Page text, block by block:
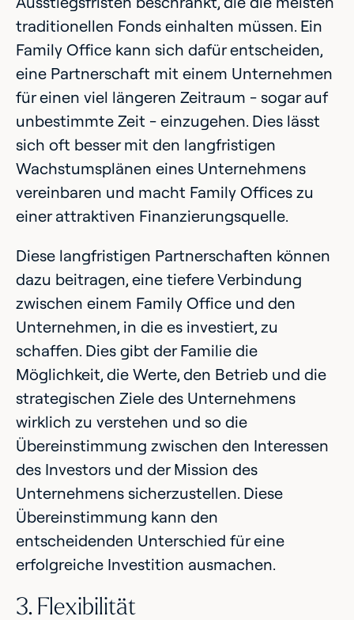
traditionellen Fonds einhalten müssen. Ein
Family Office kann sich dafür entscheiden,
eine Partnerschaft mit einem Unternehmen
für einen viel längeren Zeitraum - sogar auf
unbestimmte Zeit - einzugehen. Dies lässt
sich oft besser mit den langfristigen
Wachstumsplänen eines Unternehmens
vereinbaren und macht Family Offices zu
einer attraktiven Finanzierungsquelle.
Diese langfristigen Partnerschaften können
dazu beitragen, eine tiefere Verbindung
zwischen einem Family Office und den
Unternehmen, in die es investiert, zu
schaffen. Dies gibt der Familie die
Möglichkeit, die Werte, den Betrieb und die
strategischen Ziele des Unternehmens
wirklich zu verstehen und so die
Übereinstimmung zwischen den Interessen
des Investors und der Mission des
Unternehmens sicherzustellen. Diese
Übereinstimmung kann den
entscheidenden Unterschied für eine
erfolgreiche Investition ausmachen.
3. Flexibilität